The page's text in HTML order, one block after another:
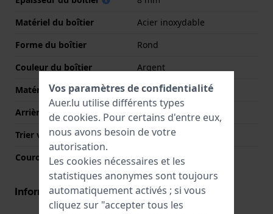
Matériel du boîtier
Acier inoxydable
Forme du boîtier
Rond
Couleur du boîtier
Argent
Matériau du boîtier arrière
Acier inoxydable
Arrière de Boitier
Couvercle à pression
Trier verre
Saphire
Couronne
Couronne de tirer
Informations mouvement
Vos paramètres de confidentialité
Auer.lu utilise différents types
de cookies. Pour certains d'entre eux,
nous avons besoin de votre
autorisation.
Les cookies nécessaires et les
statistiques anonymes sont toujours
automatiquement activés ; si vous
cliquez sur "accepter tous les